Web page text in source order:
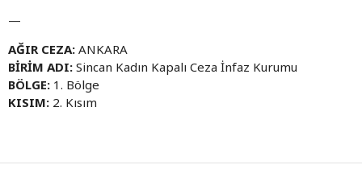
—
AĞIR CEZA: ANKARA
BİRİM ADI: Sincan Kadın Kapalı Ceza İnfaz Kurumu
BÖLGE: 1. Bölge
KISIM: 2. Kısım